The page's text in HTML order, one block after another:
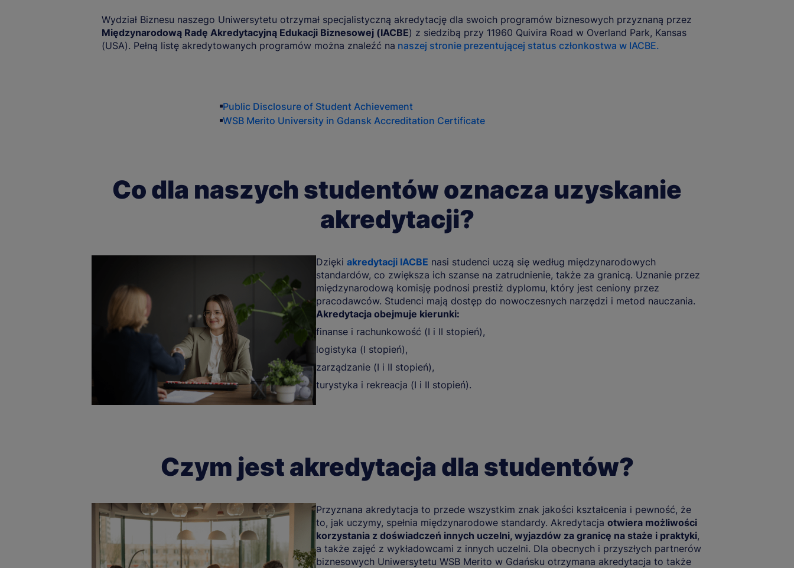
Wydział Biznesu naszego Uniwersytetu otrzymał specjalistyczną akredytację dla swoich programów biznesowych przyznaną przez
Międzynarodową Radę Akredytacyjną Edukacji Biznesowej (IACBE) z siedzibą przy 11960 Quivira Road w Overland Park, Kansas
(USA). Pełną listę akredytowanych programów można znaleźć na naszej stronie prezentującej status członkostwa w IACBE.
Public Disclosure of Student Achievement
WSB Merito University in Gdansk Accreditation Certificate
Co dla naszych studentów oznacza uzyskanie
akredytacji?
Dzięki akredytacji IACBE nasi studenci uczą się według międzynarodowych
standardów, co zwiększa ich szanse na zatrudnienie, także za granicą. Uznanie przez
międzynarodową komisję podnosi prestiż dyplomu, który jest ceniony przez
pracodawców. Studenci mają dostęp do nowoczesnych narzędzi i metod nauczania.
Akredytacja obejmuje kierunki:
finanse i rachunkowość (I i II stopień),
logistyka (I stopień),
zarządzanie (I i II stopień),
turystyka i rekreacja (I i II stopień).
Czym jest akredytacja dla studentów?
Przyznana akredytacja to przede wszystkim znak jakości kształcenia i pewność, że
to, jak uczymy, spełnia międzynarodowe standardy. Akredytacja otwiera możliwości
korzystania z doświadczeń innych uczelni, wyjazdów za granicę na staże i praktyki,
a także zajęć z wykładowcami z innych uczelni. Dla obecnych i przyszłych partnerów
biznesowych Uniwersytetu WSB Merito w Gdańsku otrzymana akredytacja to także